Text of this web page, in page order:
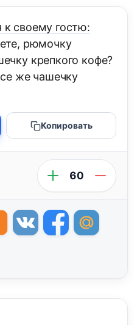
к своему гостю:
рюмочку
крепкого кофе?
же чашечку
Копировать
60